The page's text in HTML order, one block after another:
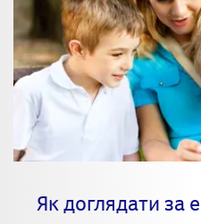
Як доглядати за